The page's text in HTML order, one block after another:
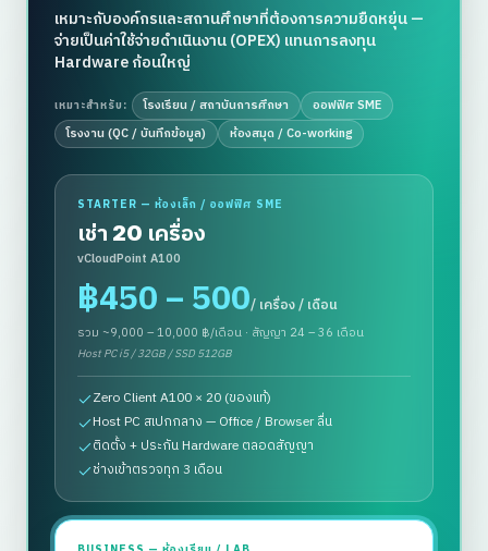
เหมาะกับองค์กรและสถานศึกษาที่ต้องการความยืดหยุ่น —
จ่ายเป็นค่าใช้จ่ายดำเนินงาน (OPEX) แทนการลงทุน
Hardware ก้อนใหญ่
เหมาะสำหรับ: โรงเรียน / สถาบันการศึกษา
ออฟฟิศ SME
โรงงาน (QC / บันทึกข้อมูล)
ห้องสมุด / Co-working
STARTER — ห้องเล็ก / ออฟฟิศ SME
เช่า 20 เครื่อง
vCloudPoint A100
฿450 – 500/ เครื่อง / เดือน
รวม ~9,000 – 10,000 ฿/เดือน · สัญญา 24 – 36 เดือน
Host PC i5 / 32GB / SSD 512GB
Zero Client A100 × 20 (ของแท้)
Host PC สเปกกลาง — Office / Browser ลื่น
ติดตั้ง + ประกัน Hardware ตลอดสัญญา
ช่างเข้าตรวจทุก 3 เดือน